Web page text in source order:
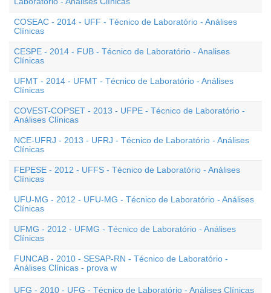
COSEAC - 2014 - UFF - Técnico de Laboratório - Análises
Clínicas
CESPE - 2014 - FUB - Técnico de Laboratório - Analises
Clínicas
UFMT - 2014 - UFMT - Técnico de Laboratório - Análises
Clínicas
COVEST-COPSET - 2013 - UFPE - Técnico de Laboratório -
Análises Clínicas
NCE-UFRJ - 2013 - UFRJ - Técnico de Laboratório - Análises
Clínicas
FEPESE - 2012 - UFFS - Técnico de Laboratório - Análises
Clínicas
UFU-MG - 2012 - UFU-MG - Técnico de Laboratório - Análises
Clínicas
UFMG - 2012 - UFMG - Técnico de Laboratório - Análises
Clínicas
FUNCAB - 2010 - SESAP-RN - Técnico de Laboratório -
Análises Clínicas - prova w
UFG - 2010 - UFG - Técnico de Laboratório - Análises Clínicas